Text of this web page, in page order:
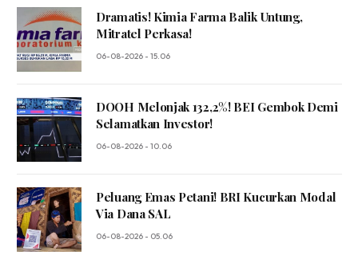
Dramatis! Kimia Farma Balik Untung,
Mitratel Perkasa!
06-08-2026 - 15.06
DOOH Melonjak 132,2%! BEI Gembok Demi
Selamatkan Investor!
06-08-2026 - 10.06
Peluang Emas Petani! BRI Kucurkan Modal
Via Dana SAL
06-08-2026 - 05.06